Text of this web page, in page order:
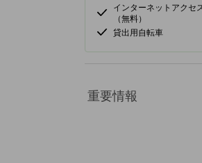
インターネットアクセ
（無料）
貸出用自転車
重要情報